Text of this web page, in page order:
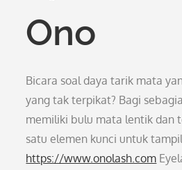
Ono
Bicara soal daya tarik mata
yang tak terpikat? Bagi
memiliki bulu mata lentik dan
satu elemen kunci untuk
https://www.onolash.com